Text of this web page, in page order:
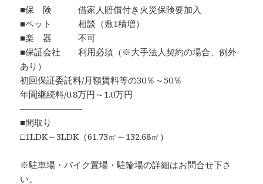
■保 険 借家人賠償付き火災保険要加入
■ペット 相談（敷1積増）
■楽 器 不可
■保証会社 利用必須（※大手法人契約の場合、例外
あり）
初回保証委託料/月額賃料等の30％～50％
年間継続料/0.8万円～1.0万円
―――――――
■間取り
□1LDK～3LDK（61.73㎡～132.68㎡）
※駐車場・バイク置場・駐輪場の詳細はお問合せ下さ
い。